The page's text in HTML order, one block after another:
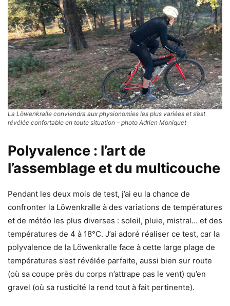
La Löwenkralle conviendra aux physionomies les plus variées et s’est
révélée confortable en toute situation – photo Adrien Moniquet
Polyvalence : l’art de
l’assemblage et du multicouche
Pendant les deux mois de test, j’ai eu la chance de
confronter la Löwenkralle à des variations de températures
et de météo les plus diverses : soleil, pluie, mistral… et des
températures de 4 à 18°C. J’ai adoré réaliser ce test, car la
polyvalence de la Löwenkralle face à cette large plage de
températures s’est révélée parfaite, aussi bien sur route
(où sa coupe près du corps n’attrape pas le vent) qu’en
gravel (où sa rusticité la rend tout à fait pertinente).